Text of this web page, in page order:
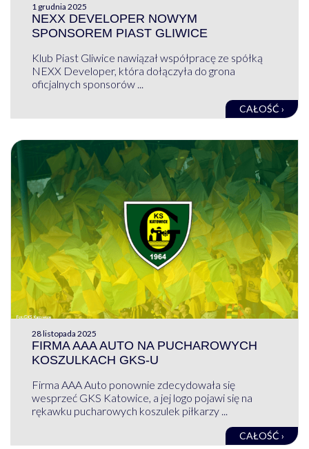
1 grudnia 2025
NEXX DEVELOPER NOWYM
SPONSOREM PIAST GLIWICE
Klub Piast Gliwice nawiązał współpracę ze spółką
NEXX Developer, która dołączyła do grona
oficjalnych sponsorów ...
CAŁOŚĆ ›
28 listopada 2025
FIRMA AAA AUTO NA PUCHAROWYCH
KOSZULKACH GKS-U
Firma AAA Auto ponownie zdecydowała się
wesprzeć GKS Katowice, a jej logo pojawi się na
rękawku pucharowych koszulek piłkarzy ...
CAŁOŚĆ ›